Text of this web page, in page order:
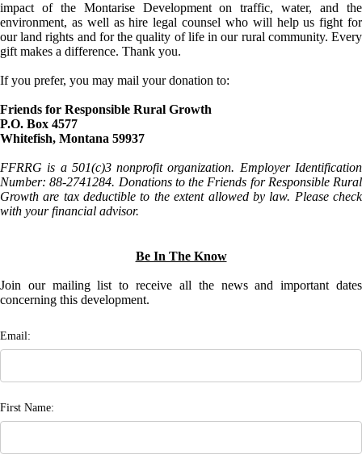
impact of the Montarise Development on traffic, water, and the
environment, as well as hire legal counsel who will help us fight for
our land rights and for the quality of life in our rural community. Every
gift makes a difference. Thank you.
If you prefer, you may mail your donation to:
Friends for Responsible Rural Growth
P.O. Box 4577
Whitefish, Montana 59937
FFRRG is a 501(c)3 nonprofit organization. Employer Identification
Number: 88-2741284. Donations to the Friends for Responsible Rural
Growth are tax deductible to the extent allowed by law. Please check
with your financial advisor.
Be In The Know
Join our mailing list to receive all the news and important dates
concerning this development.
Email:
First Name: